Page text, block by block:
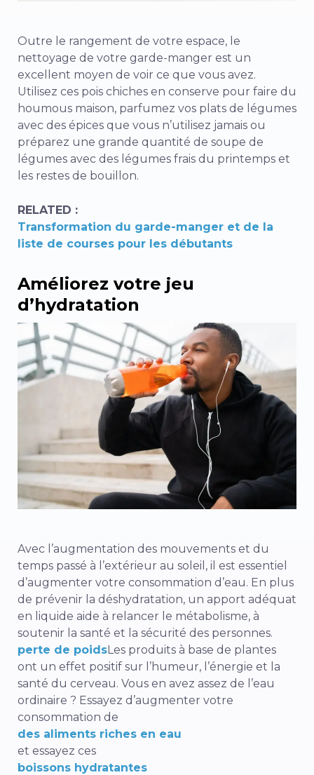
Outre le rangement de votre espace, le
nettoyage de votre garde-manger est un
excellent moyen de voir ce que vous avez.
Utilisez ces pois chiches en conserve pour faire du
houmous maison, parfumez vos plats de légumes
avec des épices que vous n’utilisez jamais ou
préparez une grande quantité de soupe de
légumes avec des légumes frais du printemps et
les restes de bouillon.
RELATED :
Transformation du garde-manger et de la
liste de courses pour les débutants
Améliorez votre jeu
d’hydratation
Avec l’augmentation des mouvements et du
temps passé à l’extérieur au soleil, il est essentiel
d’augmenter votre consommation d’eau. En plus
de prévenir la déshydratation, un apport adéquat
en liquide aide à relancer le métabolisme, à
soutenir la santé et la sécurité des personnes.
perte de poidsLes produits à base de plantes
ont un effet positif sur l’humeur, l’énergie et la
santé du cerveau. Vous en avez assez de l’eau
ordinaire ? Essayez d’augmenter votre
consommation de
des aliments riches en eau
et essayez ces
boissons hydratantes